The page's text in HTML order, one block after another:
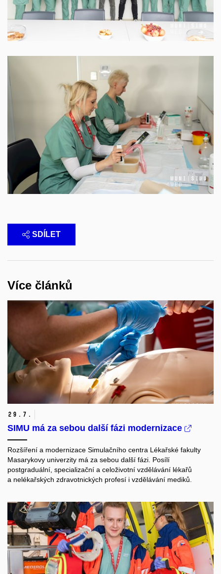
SDÍLET
Více článků
29. 7.
SIMU má za sebou další fázi modernizace
Rozšíření a modernizace Simulačního centra Lékařské fakulty
Masarykovy univerzity má za sebou další fázi. Posílí
postgraduální, specializační a celoživotní vzdělávání lékařů
a nelékařských zdravotnických profesí i vzdělávání mediků.